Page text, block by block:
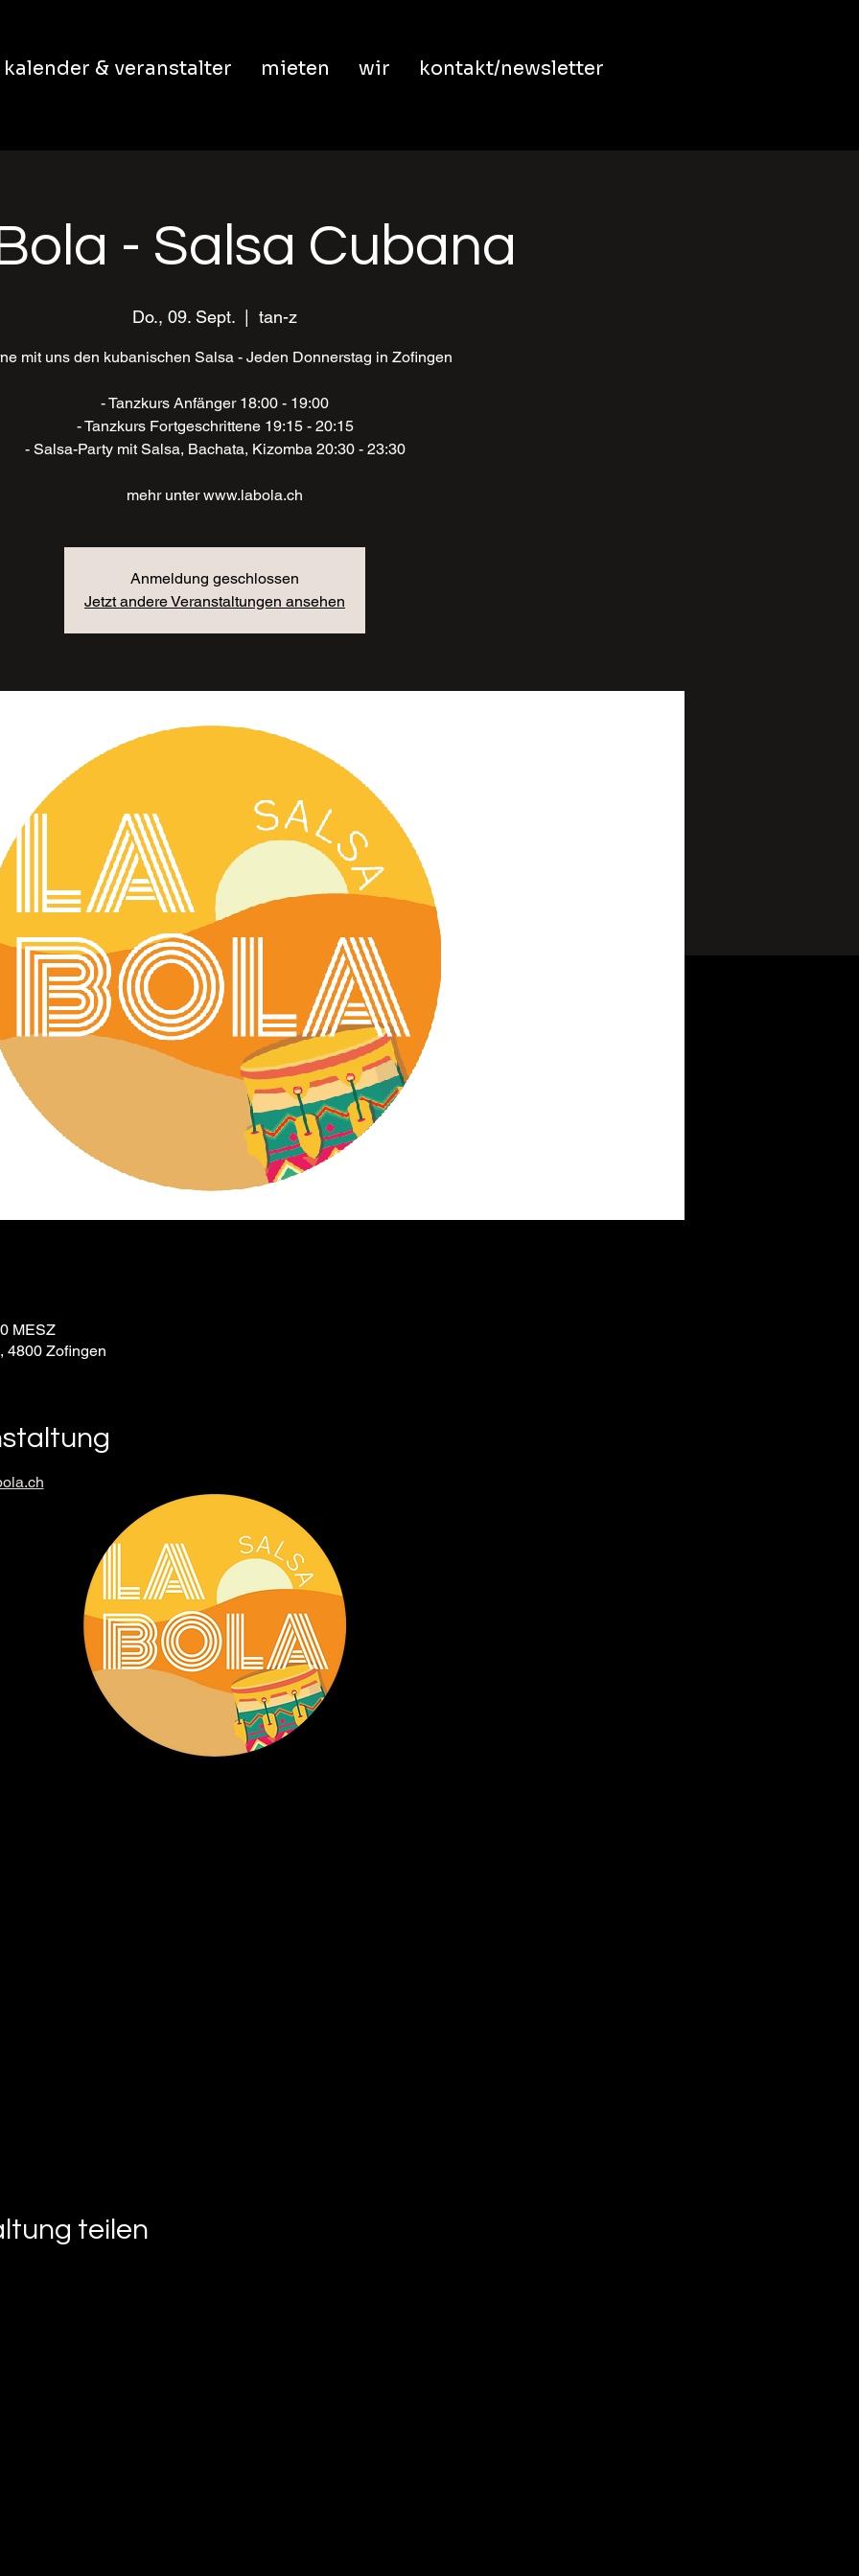
kalender & veranstalter mieten wir kontakt/newsletter
- Salsa Cubana
Do., 09. Sept. tan-z
mit uns den kubanischen Salsa - Jeden Donnerstag in Zofingen
- Tanzkurs Anfänger 18:00 - 19:00
- Tanzkurs Fortgeschrittene 19:15 - 20:15
- Salsa-Party mit Salsa, Bachata, Kizomba 20:30 - 23:30
mehr unter www.labola.ch
Anmeldung geschlossen
Jetzt andere Veranstaltungen ansehen
MESZ
4800 Zofingen
teilen